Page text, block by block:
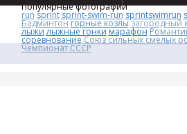
Популярные фотографии
run sprint sprint-swim-run sprintswimrun
Бадминтонгорные козлызагородный
лыжилыжные гонкимарафон
соревнованиеСоюз сильных смелых
Чемпионат СССР